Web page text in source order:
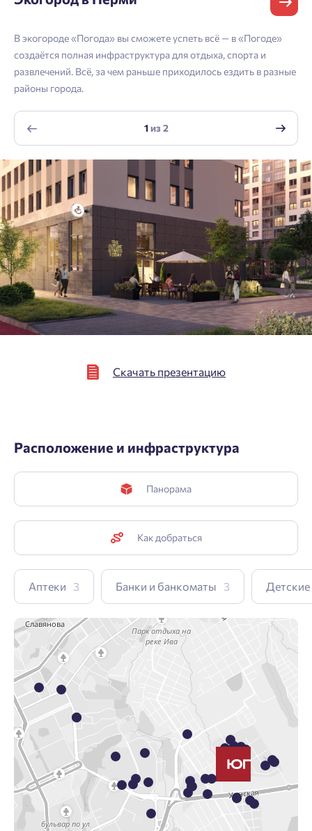
Телефон
Email
Согласен получать информационную рассылку
Отправить
Скачать презентацию
В экогороде «Погода» вы сможете успеть всё — в «Погоде»
создаётся полная инфраструктура для отдыха, спорта и
развлечений. Всё, за чем раньше приходилось ездить в разные
районы города.
1из2
Расположение и инфраструктура
Панорама
Как добраться
Аптеки 3 Банки и банкоматы 3
Отправить
Личный кабинет
Введите номер телефона, чтобы войти или
зарегистрироваться.
Телефон
Нажимая кнопку «Отправить», вы даёте согласие на обработку
персональных данных.
Подтвердить
Личный кабинет
Мы отправили код на номер .
Отправить
Астрахань